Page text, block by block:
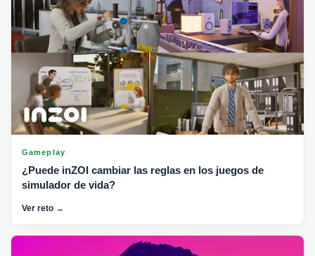
Gameplay
¿Puede inZOI cambiar las reglas en los juegos de
simulador de vida?
Ver reto →